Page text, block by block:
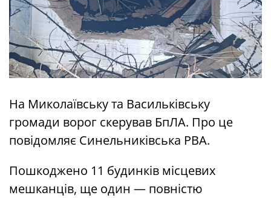
На Миколаївську та Васильківську
громади ворог скерував БпЛА. Про це
повідомляє Синельниківська РВА.
Пошкоджено 11 будинків місцевих
мешканців, ще один — повністю